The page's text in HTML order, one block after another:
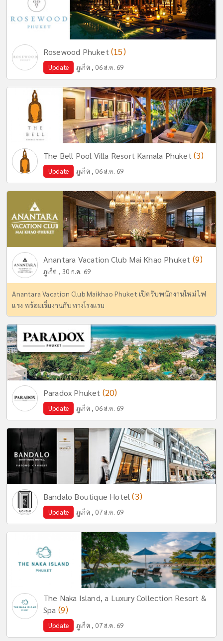
Rosewood Phuket (15)
Update ภูเก็ต , 06 ส.ค. 69
The Bell Pool Villa Resort Kamala Phuket (3)
Update ภูเก็ต , 06 ส.ค. 69
Anantara Vacation Club Mai Khao Phuket (9)
ภูเก็ต , 30 ก.ค. 69
Anantara Vacation Club Maikhao Phuket เปิดรับพนักงานใหม่ ไฟ
แรง พร้อมเริ่มงานกับทางโรงแรม
Paradox Phuket (20)
Update ภูเก็ต , 06 ส.ค. 69
Bandalo Boutique Hotel(3)
Update ภูเก็ต , 07 ส.ค. 69
The Naka Island, a Luxury Collection Resort &
Spa (9)
Update ภูเก็ต , 07 ส.ค. 69